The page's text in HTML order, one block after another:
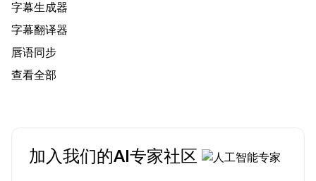
字幕生成器
字幕翻译器
唇语同步
查看全部
加入我们的AI专家社区